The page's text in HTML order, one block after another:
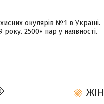
окулярів №1 в Україні.
2500+ пар у наявності.